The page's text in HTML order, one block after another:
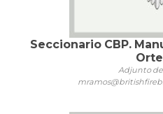
Seccionario CBP.
Adjunto